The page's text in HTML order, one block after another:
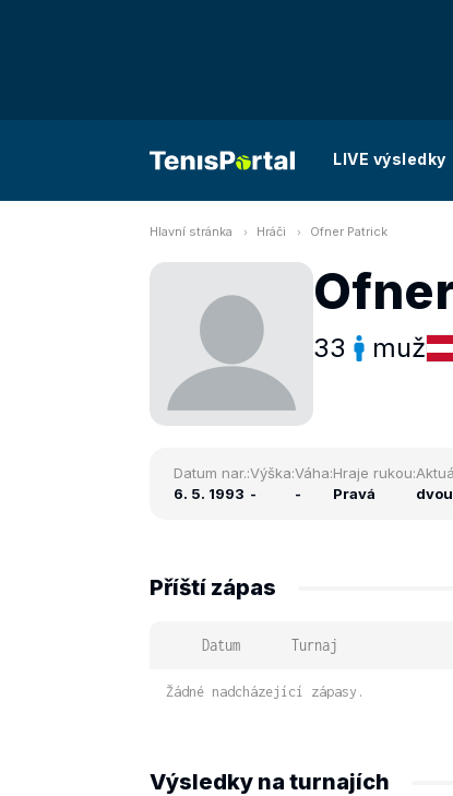
LIVE výsledky
Hlavní stránka Hráči Ofner Patrick
33 muž
Datum nar.:
6. 5. 1993
Výška:
-
Váha:
-
Hraje rukou:
Pravá
Příští zápas
Datum Turnaj
Žádné nadcházející zápasy.
Výsledky na turnajích